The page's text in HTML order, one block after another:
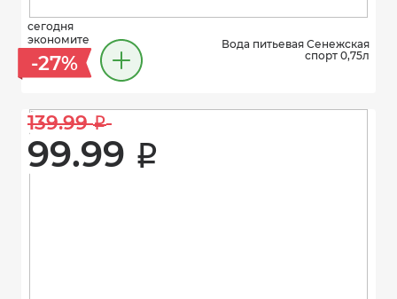
сегодня
экономите
-27%
Вода питьевая Сенежская
спорт 0,75л
139.99 i
99.99 i